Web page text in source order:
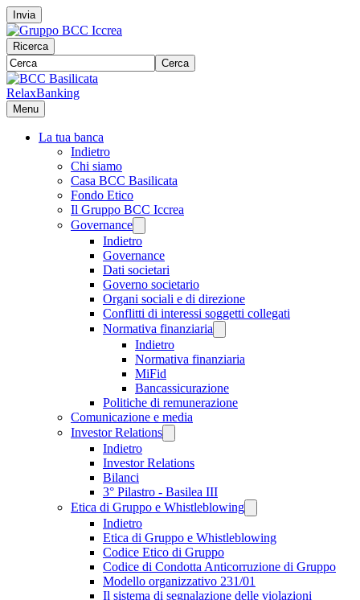
Invia
Ricerca
Cerca
RelaxBanking
Menu
La tua banca
Indietro
Chi siamo
Casa BCC Basilicata
Fondo Etico
Il Gruppo BCC Iccrea
Governance
Indietro
Governance
Dati societari
Governo societario
Organi sociali e di direzione
Conflitti di interessi soggetti collegati
Normativa finanziaria
Indietro
Normativa finanziaria
MiFid
Bancassicurazione
Politiche di remunerazione
Comunicazione e media
Investor Relations
Indietro
Investor Relations
Bilanci
3° Pilastro - Basilea III
Etica di Gruppo e Whistleblowing
Indietro
Etica di Gruppo e Whistleblowing
Codice Etico di Gruppo
Codice di Condotta Anticorruzione di Gruppo
Modello organizzativo 231/01
Il sistema di segnalazione delle violazioni